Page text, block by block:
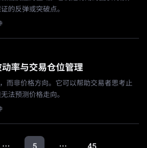
的反弹或突破点。
率与交易仓位管理
而非价格方向。它可以帮助交易者思考止
法预测价格走向。